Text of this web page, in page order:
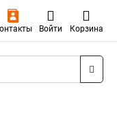
Войти Корзина